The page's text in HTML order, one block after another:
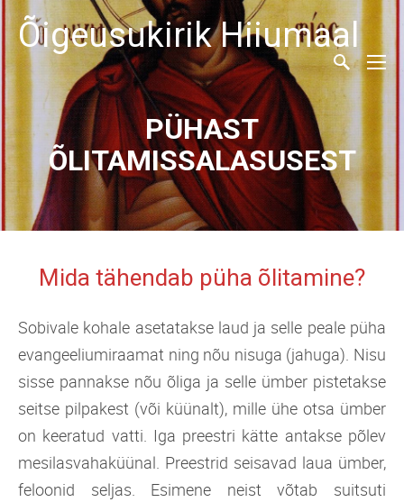
Õigeusukirik Hiiumaal
PÜHAST
ÕLITAMISSALASUSEST
Mida tähendab püha õlitamine?
Sobivale kohale asetatakse laud ja selle peale püha
evangeeliumiraamat ning nõu nisuga (jahuga). Nisu
sisse pannakse nõu õliga ja selle ümber pistetakse
seitse pilpakest (või küünalt), mille ühe otsa ümber
on keeratud vatti. Iga preestri kätte antakse põlev
mesilasvahaküünal. Preestrid seisavad laua ümber,
feloonid seljas. Esimene neist võtab suitsuti